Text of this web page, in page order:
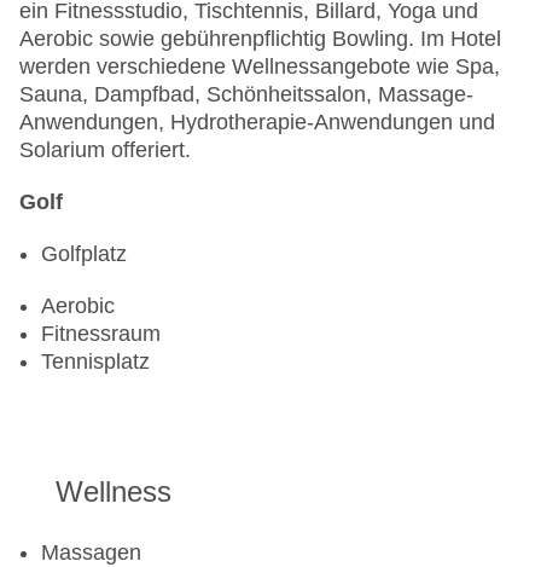
ein Fitnessstudio, Tischtennis, Billard, Yoga und
Aerobic sowie gebührenpflichtig Bowling. Im Hotel
werden verschiedene Wellnessangebote wie Spa,
Sauna, Dampfbad, Schönheitssalon, Massage-
Anwendungen, Hydrotherapie-Anwendungen und
Solarium offeriert.
Golf
Golfplatz
Aerobic
Fitnessraum
Tennisplatz
Wellness
Massagen